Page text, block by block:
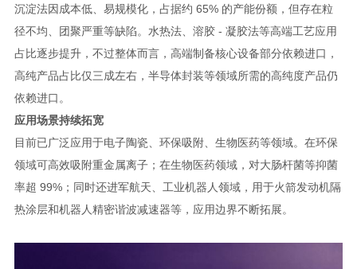
沉淀法因成本低、易规模化，占据约 65% 的产能份额，但存在粒
径不均、团聚严重等缺陷。水热法、溶胶 - 凝胶法等高端工艺应用
占比逐步提升，不过整体而言，高端制备核心设备部分依赖进口，
高纯产品占比仅三成左右，半导体封装等领域所需的高纯度产品仍
依赖进口。
应用场景持续拓宽
目前已广泛应用于电子陶瓷、环保吸附、生物医药等领域。在环保
领域可高效吸附重金属离子；在生物医药领域，对大肠杆菌等抑菌
率超 99%；同时还进军航天、工业机器人领域，用于火箭发动机隔
热涂层和机器人精密谐波减速器等，应用边界不断拓展。